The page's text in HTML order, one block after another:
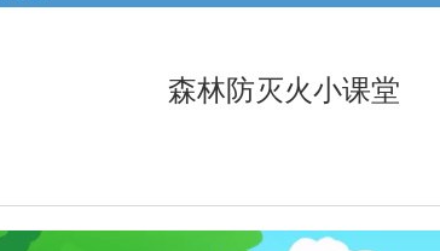
森林防灭火小课堂